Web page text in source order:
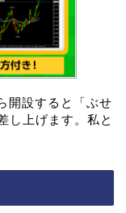
開設すると「ぶせ
し上げます。私と